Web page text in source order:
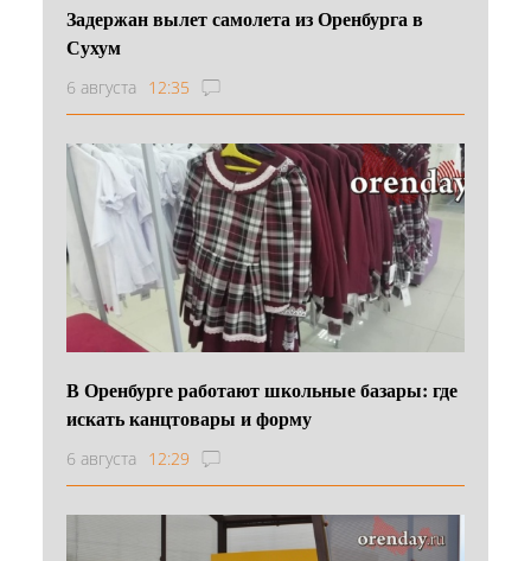
Задержан вылет самолета из Оренбурга в
Сухум
6 августа 12:35
В Оренбурге работают школьные базары: где
искать канцтовары и форму
6 августа 12:29